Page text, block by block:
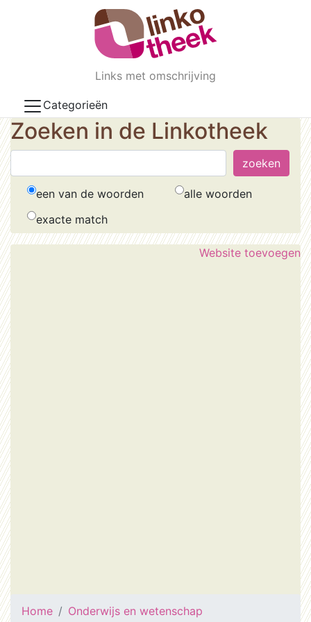
Skip to main content
Links met omschrijving
Categorieën
Zoeken in de Linkotheek
een van de woorden
alle woorden
exacte match
Website toevoegen
Home
Onderwijs en wetenschap